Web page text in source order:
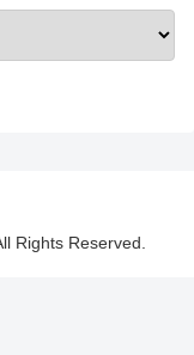
Rights Reserved.